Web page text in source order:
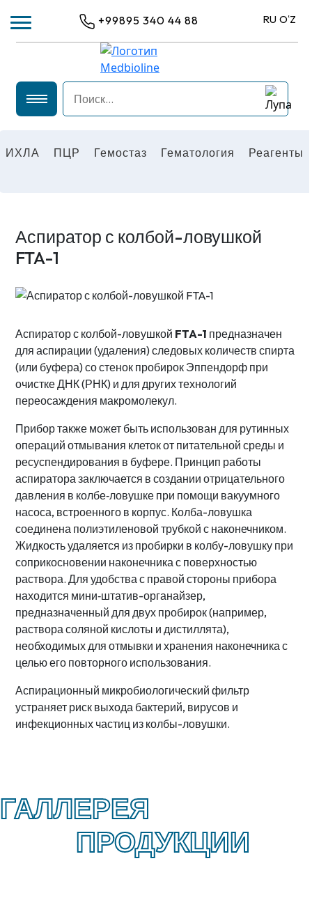
+99895 340 44 88 RU OʻZ
ИХЛА ПЦР Гемостаз Гематология Реагенты
Аспиратор с колбой-ловушкой
FTA-1
Аспиратор с колбой-ловушкой FTA-1 предназначен
для аспирации (удаления) следовых количеств спирта
(или буфера) со стенок пробирок Эппендорф при
очистке ДНК (РНК) и для других технологий
переосаждения макромолекул.
Прибор также может быть использован для рутинных
операций отмывания клеток от питательной среды и
ресуспендирования в буфере. Принцип работы
аспиратора заключается в создании отрицательного
давления в колбе‐ловушке при помощи вакуумного
насоса, встроенного в корпус. Колба-ловушка
соединена полиэтиленовой трубкой с наконечником.
Жидкость удаляется из пробирки в колбу-ловушку при
соприкосновении наконечника с поверхностью
раствора. Для удобства с правой стороны прибора
находится мини‐штатив-органайзер,
предназначенный для двух пробирок (например,
раствора соляной кислоты и дистиллята),
необходимых для отмывки и хранения наконечника с
целью его повторного использования.
Аспирационный микробиологический фильтр
устраняет риск выхода бактерий, вирусов и
инфекционных частиц из колбы-ловушки.
ГАЛЛЕРЕЯ
ПРОДУКЦИИ
ПЦР
ОБЩЕЛАБОРАТОРНОЕ ОБОРУДОВАНИЕ